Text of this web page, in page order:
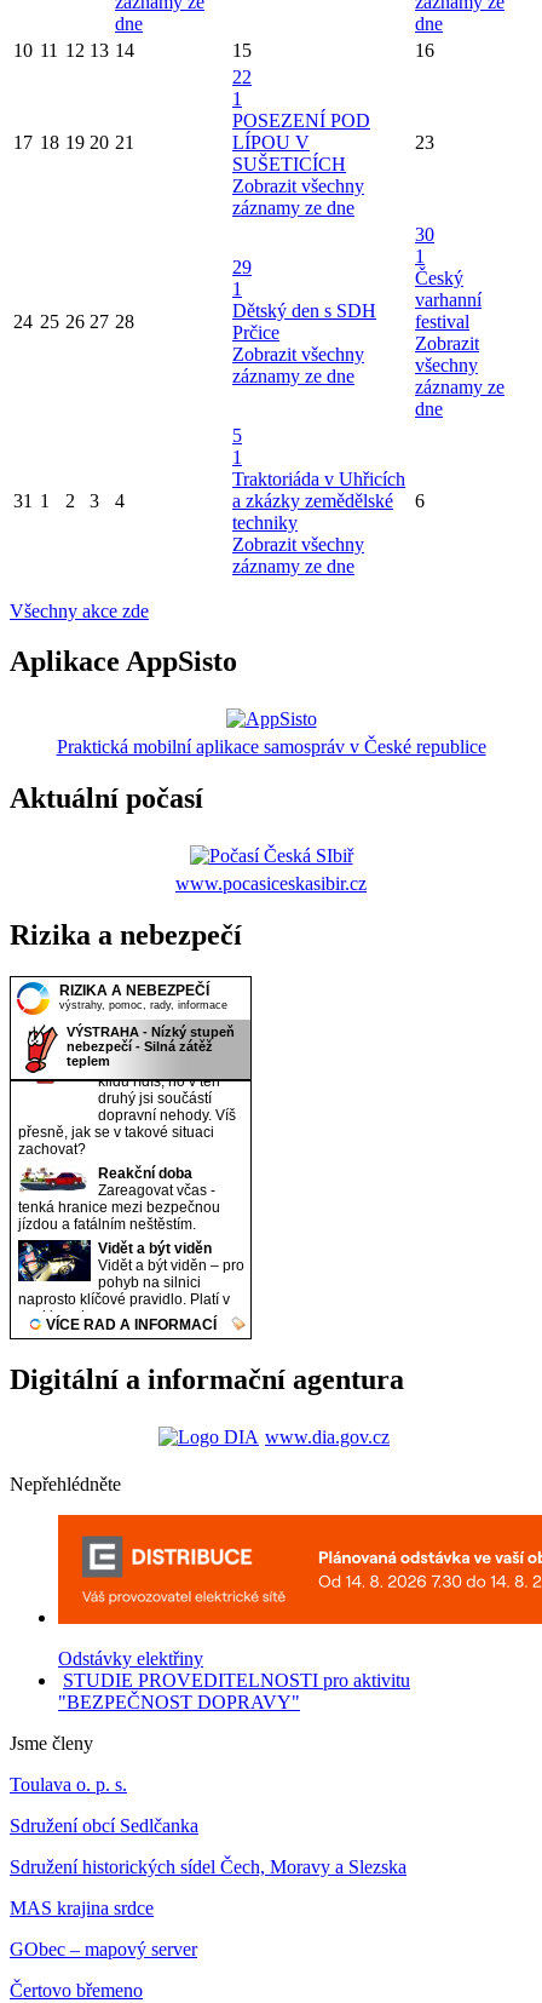
dne
dne
10 11 12 13 14 15 16
17 18 19 20 21
22
1
POSEZENÍ POD
LÍPOU V
SUŠETICÍCH
Zobrazit všechny
záznamy ze dne
23
24 25 26 27 28
29
1
Dětský den s SDH
Prčice
Zobrazit všechny
záznamy ze dne
30
1
Český
varhanní
festival
Zobrazit
všechny
záznamy ze
dne
31 1 2 3 4
5
1
Traktoriáda v Uhřicích
a zkázky zemědělské
techniky
Zobrazit všechny
záznamy ze dne
6
Všechny akce zde
Aplikace AppSisto
Praktická mobilní aplikace samospráv v České republice
Aktuální počasí
www.pocasiceskasibir.cz
Rizika a nebezpečí
Digitální a informační agentura
www.dia.gov.cz
Nepřehlédněte
Odstávky elektřiny
STUDIE PROVEDITELNOSTI pro aktivitu
"BEZPEČNOST DOPRAVY"
Jsme členy
Toulava o. p. s.
Sdružení obcí Sedlčanka
Sdružení historických sídel Čech, Moravy a Slezska
MAS krajina srdce
GObec – mapový server
Čertovo břemeno